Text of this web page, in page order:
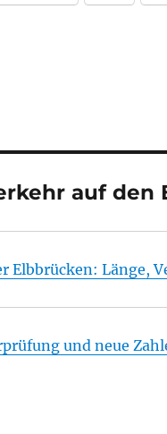
auf den
Elbbrücken: Länge,
und neue